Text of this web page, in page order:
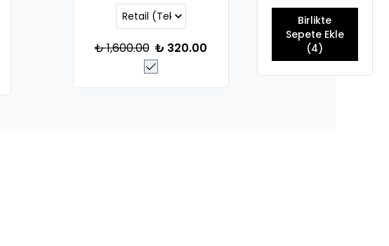
₺ 1,600.00 ₺ 320.00
Birlikte
Sepete Ekle
(4)